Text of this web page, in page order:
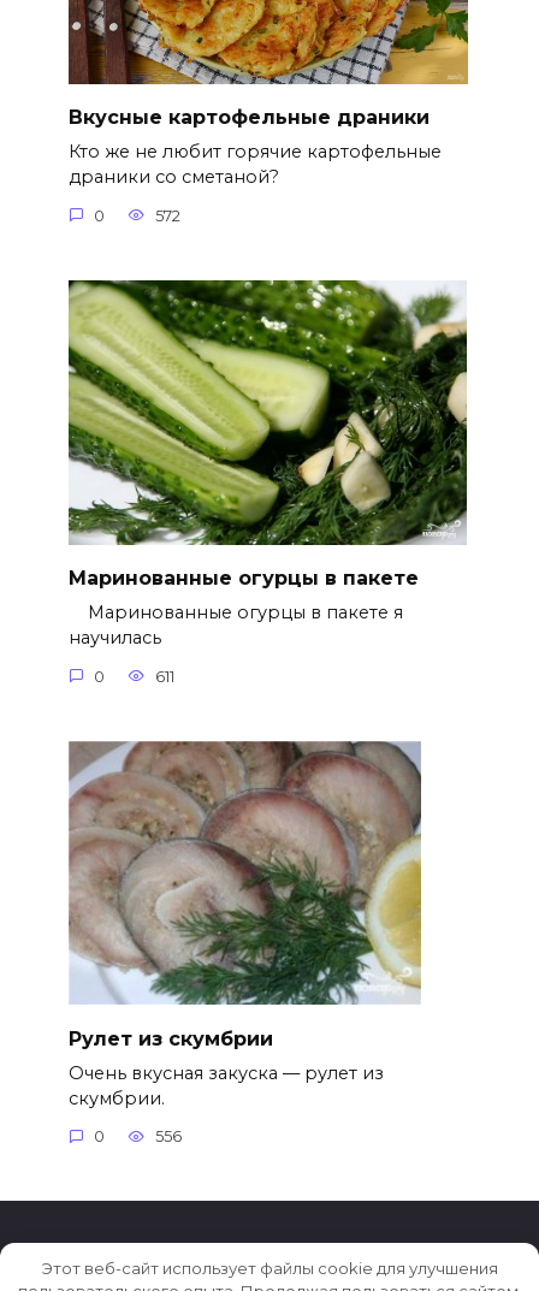
Вкусные картофельные драники
Кто же не любит горячие картофельные
драники со сметаной?
0 572
Маринованные огурцы в пакете
Маринованные огурцы в пакете я
научилась
0 611
Рулет из скумбрии
Очень вкусная закуска — рулет из
скумбрии.
0 556
© 2026 Рецепты на каждый день
Этот веб-сайт использует файлы cookie для улучшения